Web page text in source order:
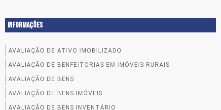
INFORMAÇÕES
AVALIAÇÃO DE ATIVO IMOBILIZADO
AVALIAÇÃO DE BENFEITORIAS EM IMÓVEIS RURAIS
AVALIAÇÃO DE BENS
AVALIAÇÃO DE BENS IMÓVEIS
AVALIAÇÃO DE BENS INVENTÁRIO